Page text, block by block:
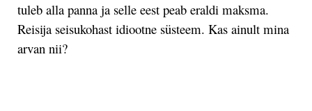
tuleb alla panna ja selle eest peab eraldi maksma.
Reisija seisukohast idiootne süsteem. Kas ainult mina
arvan nii?